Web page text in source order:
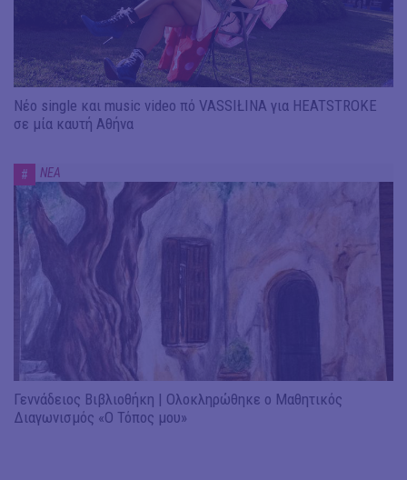
Νέο single και music video πό VASSIŁINA για HEATSTROKE
σε μία καυτή Αθήνα
# ΝΕΑ
Γεννάδειος Βιβλιοθήκη | Ολοκληρώθηκε ο Μαθητικός
Διαγωνισμός «Ο Τόπος μου»